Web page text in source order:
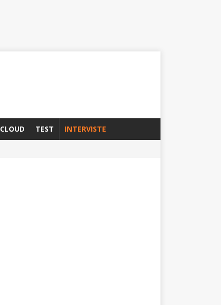
CLOUD TEST INTERVISTE